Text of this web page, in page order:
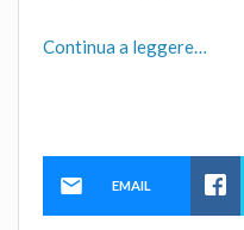
Continua a leggere…
EMAIL